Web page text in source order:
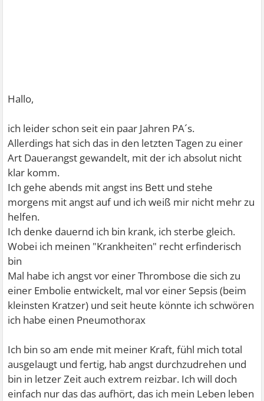
Hallo,
ich leider schon seit ein paar Jahren PA´s.
Allerdings hat sich das in den letzten Tagen zu einer
Art Dauerangst gewandelt, mit der ich absolut nicht
klar komm.
Ich gehe abends mit angst ins Bett und stehe
morgens mit angst auf und ich weiß mir nicht mehr zu
helfen.
Ich denke dauernd ich bin krank, ich sterbe gleich.
Wobei ich meinen "Krankheiten" recht erfinderisch
bin
Mal habe ich angst vor einer Thrombose die sich zu
einer Embolie entwickelt, mal vor einer Sepsis (beim
kleinsten Kratzer) und seit heute könnte ich schwören
ich habe einen Pneumothorax
Ich bin so am ende mit meiner Kraft, fühl mich total
ausgelaugt und fertig, hab angst durchzudrehen und
bin in letzer Zeit auch extrem reizbar. Ich will doch
einfach nur das das aufhört, das ich mein Leben leben